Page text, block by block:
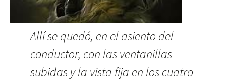
Allí se quedó, en el asiento del
conductor, con las ventanillas
subidas y la vista fija en los cuatro